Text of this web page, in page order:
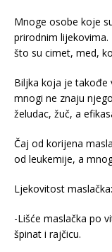
Mnoge osobe koje
prirodnim
što su cimet, med,
Biljka koja je takođe
mnogi ne znaju
želudac, žuč, a
Čaj od korijena
od leukemije, a
Ljekovitost maslačka:
-Lišće maslačka po
špinat i rajčicu.